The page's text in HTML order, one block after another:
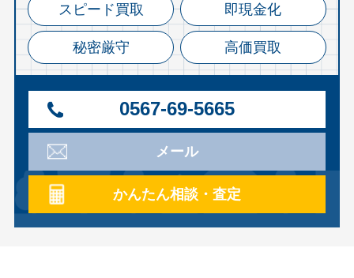
スピード買取 即現金化
秘密厳守 高価買取
0567-69-5665
メール
かんたん相談・査定